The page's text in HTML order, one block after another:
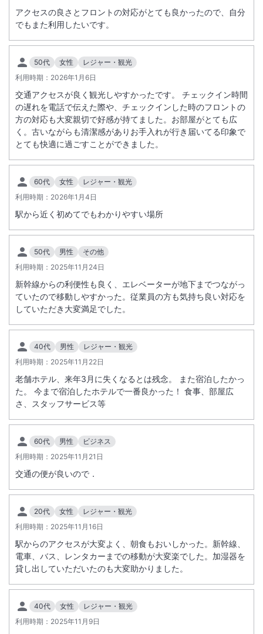
アクセスの良さとフロントの対応がとても良かったので、自分
でもまた利用したいです。
50代 女性
レジャー・観光
利用時期： 2026年1月6日
交通アクセスが良く観光しやすかったです。 チェックイン時間
の遅れを電話で伝えた際や、チェックインした時のフロントの
方の対応も大変親切で好感が持てました。お部屋がとても広
く。古いながらも清潔感がありお手入れが行き届いてる印象で
とても快適に過ごすことができました。
60代 女性
レジャー・観光
利用時期： 2026年1月4日
駅から近く初めてでもわかりやすい場所
50代 男性
その他
利用時期： 2025年11月24日
新幹線からの利便性も良く、エレベーターが地下までつながっ
ていたので移動しやすかった。従業員の方も気持ち良い対応を
していただき大変満足でした。
40代 男性
レジャー・観光
利用時期： 2025年11月22日
老舗ホテル、来年3月に失くなるとは残念。 また宿泊したかっ
た。 今まで宿泊したホテルで一番良かった！ 食事、部屋広
さ、スタッフサービス等
60代 男性
ビジネス
利用時期： 2025年11月21日
交通の便が良いので．
20代 女性
レジャー・観光
利用時期： 2025年11月16日
駅からのアクセスが大変よく、朝食もおいしかった。新幹線、
電車、バス、レンタカーまでの移動が大変楽でした。加湿器を
貸し出していただいたのも大変助かりました。
40代 女性
レジャー・観光
利用時期： 2025年11月9日